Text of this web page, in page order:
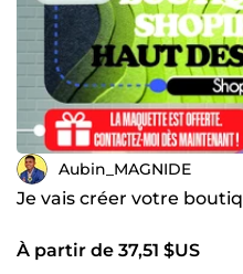
Aubin_MAGNIDE
Je vais créer votre
À partir de 37,51 $US